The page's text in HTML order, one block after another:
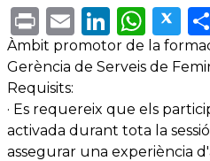
PrintEmail
Àmbit promotor de la
Gerència de Serveis de
Requisits:
· Es requereix que els
activada durant tota la
assegurar una experiència